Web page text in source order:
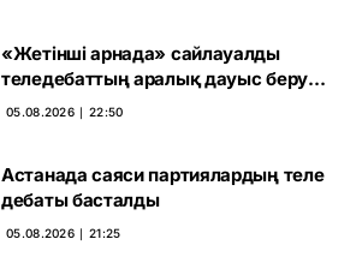
«Жетінші арнада» сайлауалды
теледебаттың аралық дауыс беру
нәтижесі жарияланды
05.08.2026 ∣ 22:50
Астанада саяси партиялардың теле
дебаты басталды
05.08.2026 ∣ 21:25